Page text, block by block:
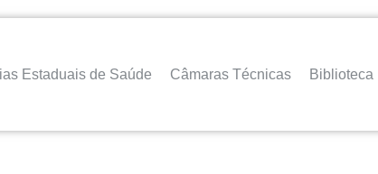
Estaduais de Saúde Câmaras Técnicas Biblioteca